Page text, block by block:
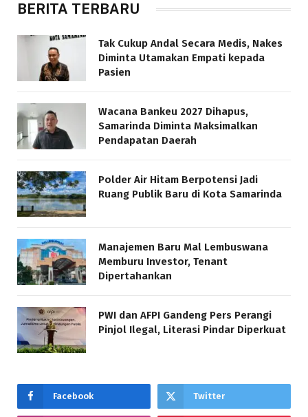
BERITA TERBARU
Tak Cukup Andal Secara Medis, Nakes
Diminta Utamakan Empati kepada
Pasien
Wacana Bankeu 2027 Dihapus,
Samarinda Diminta Maksimalkan
Pendapatan Daerah
Polder Air Hitam Berpotensi Jadi
Ruang Publik Baru di Kota Samarinda
Manajemen Baru Mal Lembuswana
Memburu Investor, Tenant
Dipertahankan
PWI dan AFPI Gandeng Pers Perangi
Pinjol Ilegal, Literasi Pindar Diperkuat
Facebook Twitter